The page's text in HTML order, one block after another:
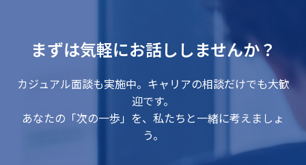
まずは気軽にお話ししませんか？
カジュアル面談も実施中。キャリアの相談だけでも大歓
迎です。
あなたの「次の一歩」を、私たちと一緒に考えましょ
う。